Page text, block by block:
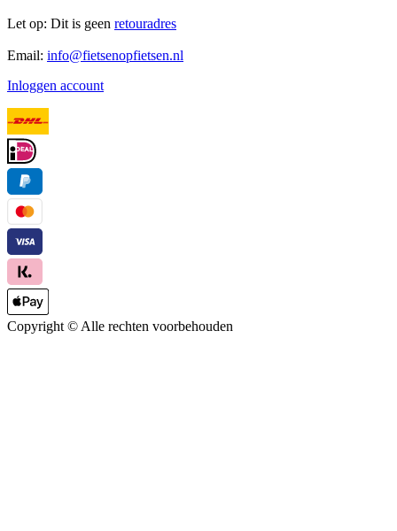
Let op: Dit is geen retouradres
Email: info@fietsenopfietsen.nl
Inloggen account
Copyright © Alle rechten voorbehouden